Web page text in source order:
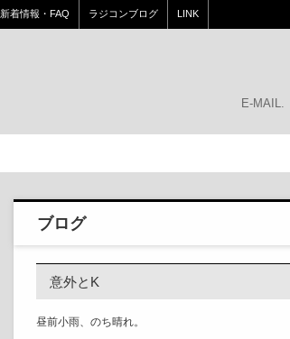
E-MAIL.
新着情報・FAQ ラジコンブログ LINK
ブログ
意外とK
昼前小雨、のち晴れ。